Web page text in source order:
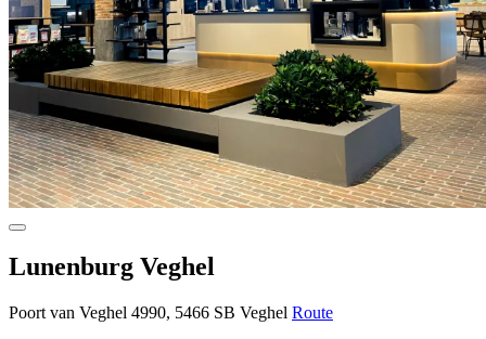
Lunenburg Veghel
Poort van Veghel 4990, 5466 SB Veghel Route